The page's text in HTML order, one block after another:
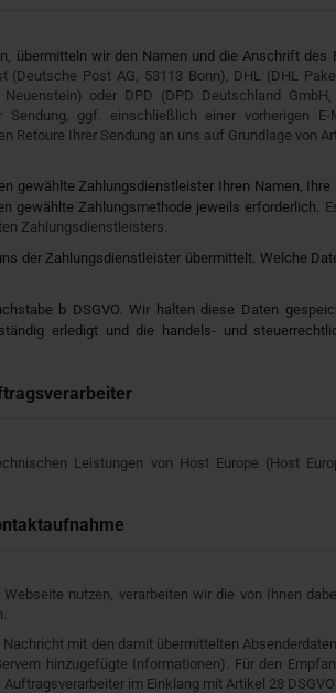
übermitteln wir den Namen und die Anschrift des
Post AG, 53113 Bonn), DHL (DHL
oder DPD (DPD Deutschland
ggf. einschließlich einer vorherigen E-
Ihrer Sendung an uns auf Grundlage von
gewählte Zahlungsdienstleister Ihren Namen, Ihre
gewählte Zahlungsmethode jeweils erforderlich.
Zahlungsdienstleisters.
der Zahlungsdienstleister übermittelt. Welche
b DSGVO. Wir halten diese Daten
erledigt und die handels- und
Leistungen von Host Europe (Host
nutzen, verarbeiten wir die von Ihnen
mit den damit übermittelten
hinzugefügte Informationen). Für den
im Einklang mit Artikel 28